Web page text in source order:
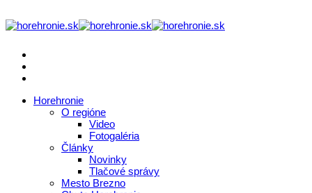
Horehronie
O regióne
Video
Fotogaléria
Články
Novinky
Tlačové správy
Mesto Brezno